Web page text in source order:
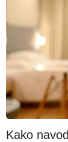
Kako